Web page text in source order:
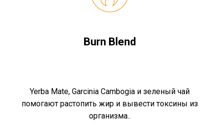
Burn Blend
Yerba Mate, Garcinia Cambogia и зеленый чай
помогают растопить жир и вывести токсины из
организма..